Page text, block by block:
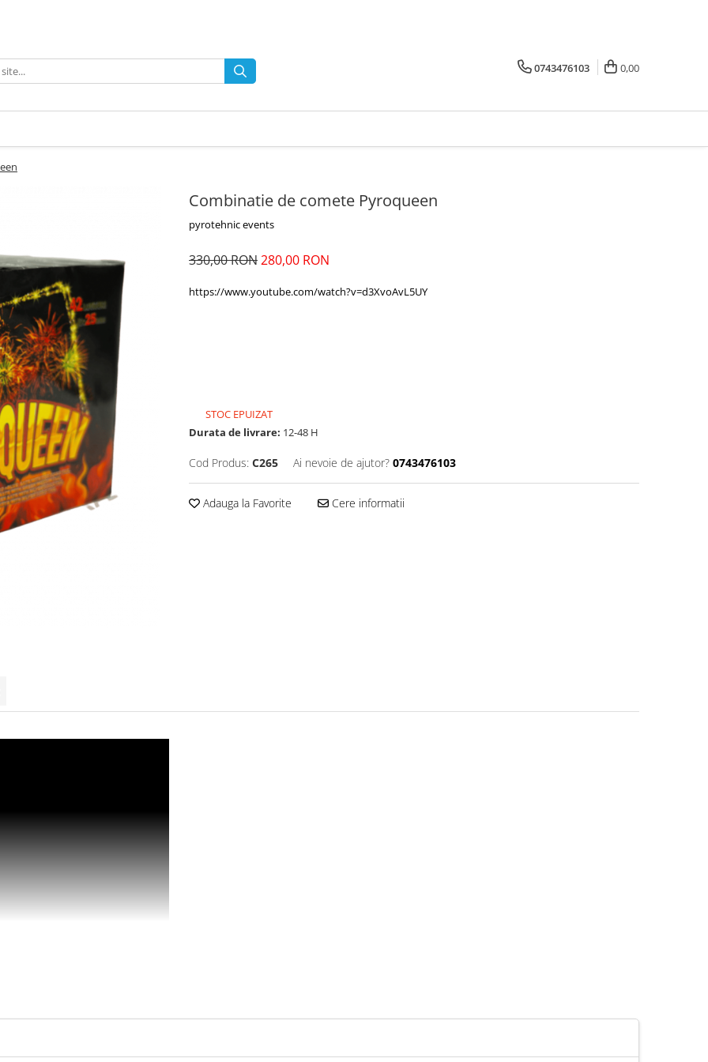
0743476103 0,00
Combinatie de comete Pyroqueen
pyrotehnic events
330,00 RON280,00 RON
https://www.youtube.com/watch?v=d3XvoAvL5UY
STOC EPUIZAT
Durata de livrare: 12-48 H
Cod Produs: C265 Ai nevoie de ajutor? 0743476103
Adauga la Favorite Cere informatii